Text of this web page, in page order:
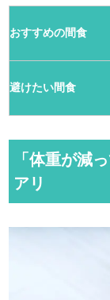
おすすめの間食
避けたい間食
「体重が減
アリ